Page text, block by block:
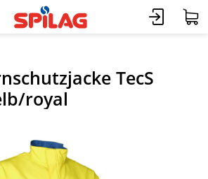
TecS
royal